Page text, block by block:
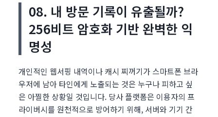
08. 내 방문 기록이 유출될까?
256비트 암호화 기반 완벽한 익
명성
개인적인 웹서핑 내역이나 캐시 찌꺼기가 스마트폰 브라
우저에 남아 타인에게 노출되는 것은 누구나 피하고 싶
은 아찔한 상황일 것입니다. 당사 플랫폼은 이용자의 프
라이버시를 원천적으로 방어하기 위해, 서버와 기기 간